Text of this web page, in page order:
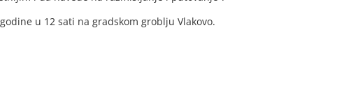
u 12 sati na gradskom groblju Vlakovo.